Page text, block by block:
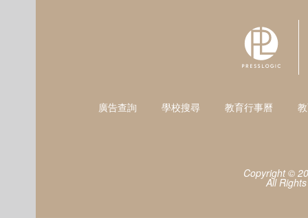
廣告查詢 學校搜尋 教育行事曆
Copyright ©
All